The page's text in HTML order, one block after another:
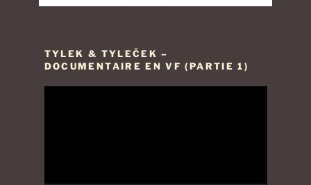
TYLEK & TYLEČEK –
DOCUMENTAIRE EN VF (PARTIE 1)